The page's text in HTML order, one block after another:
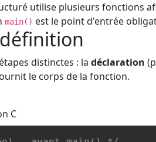
utilise plusieurs fonctions
main() est le point d'entrée
distinctes : la déclaration
le corps de la fonction.
C